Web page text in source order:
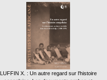
LUFFIN X. : Un autre regard sur l'histoire